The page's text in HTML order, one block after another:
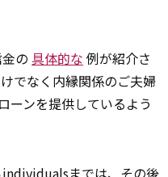
の 具体的な 例が紹介さ
でなく内縁関係のご夫婦
ーンを提供しているよう
までは、その後